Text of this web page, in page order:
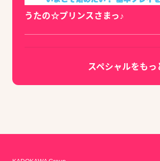
うたの☆プリンスさまっ♪
スペシャルをもっ